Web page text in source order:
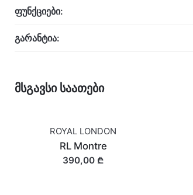
ფუნქციები:
გარანტია:
მსგავსი საათები
ROYAL LONDON
RL Montre
390,00 ₾